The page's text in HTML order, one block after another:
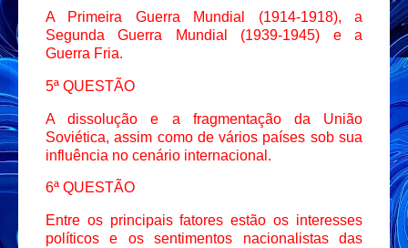
A Primeira Guerra Mundial (1914-1918), a
Segunda Guerra Mundial (1939-1945) e a
Guerra Fria.
5ª QUESTÃO
A dissolução e a fragmentação da União
Soviética, assim como de vários países sob sua
influência no cenário internacional.
6ª QUESTÃO
Entre os principais fatores estão os interesses
políticos e os sentimentos nacionalistas das